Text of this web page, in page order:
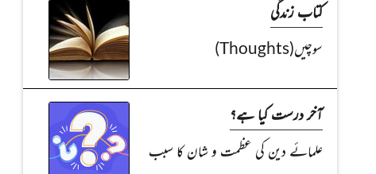
کتاب زندگی
سوچیں(Thoughts)
آخر درست کیا ہے؟
علمائے دین کی عظمت و شان کا سبب